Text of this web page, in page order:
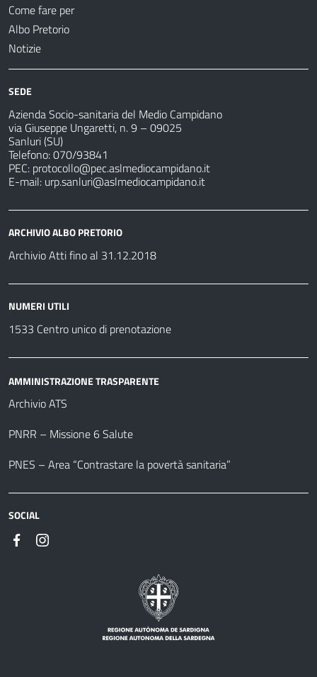
Come fare per
Albo Pretorio
Notizie
SEDE
Azienda Socio-sanitaria del Medio Campidano
via Giuseppe Ungaretti, n. 9 – 09025
Sanluri (SU)
Telefono: 070/93841
PEC: protocollo@pec.aslmediocampidano.it
E-mail: urp.sanluri@aslmediocampidano.it
ARCHIVIO ALBO PRETORIO
Archivio Atti fino al 31.12.2018
NUMERI UTILI
1533 Centro unico di prenotazione
AMMINISTRAZIONE TRASPARENTE
Archivio ATS
PNRR – Missione 6 Salute
PNES – Area “Contrastare la povertà sanitaria”
SOCIAL